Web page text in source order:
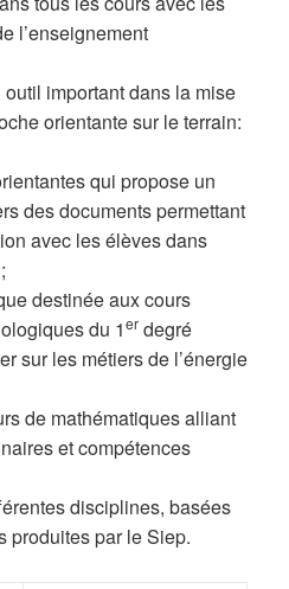
l’enseignement
important dans la mise
orientante sur le terrain:
qui propose un
des documents permettant
avec les élèves dans
destinée aux cours
du 1erdegré
sur les métiers de l’énergie
de mathématiques alliant
et compétences
disciplines, basées
produites par le Siep.